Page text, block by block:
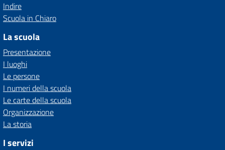
Indire
Scuola in Chiaro
La scuola
Presentazione
I luoghi
Le persone
I numeri della scuola
Le carte della scuola
Organizzazione
La storia
I servizi